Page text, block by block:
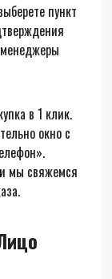
пункт
в 1 клик.
окно с
мы свяжемся